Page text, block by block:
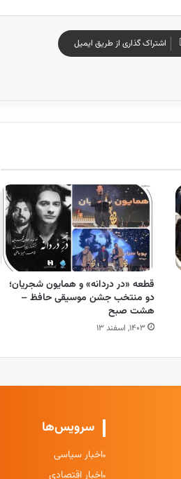
اشتراک گذاری از طریق ایمیل
قطعه «در دردانه» و همایون شجریان؛
دو منتخب جشن موسیقی حافظ –
هشت صبح
۱۴۰۳, اسفند ۱۳
سرویس‌ها
اخبار سیاسی
اخبار اقتصادی